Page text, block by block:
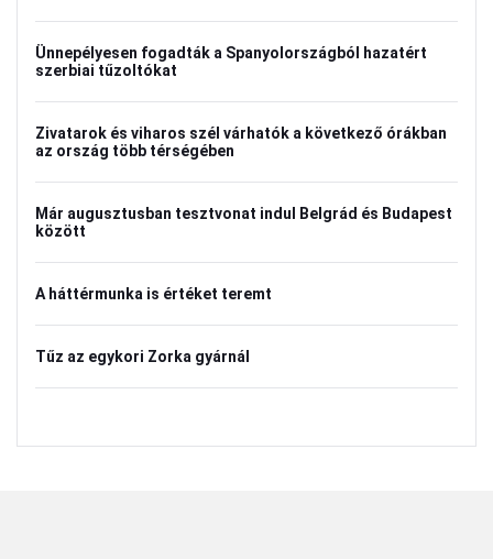
Ünnepélyesen fogadták a Spanyolországból hazatért
szerbiai tűzoltókat
Zivatarok és viharos szél várhatók a következő órákban
az ország több térségében
Már augusztusban tesztvonat indul Belgrád és Budapest
között
A háttérmunka is értéket teremt
Tűz az egykori Zorka gyárnál